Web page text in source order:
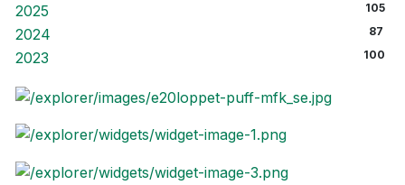
2025 105
2024 87
2023 100